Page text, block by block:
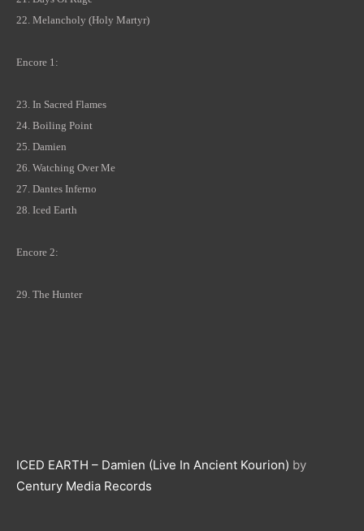
22. Melancholy (Holy Martyr)
Encore 1:
23. In Sacred Flames
24. Boiling Point
25. Damien
26. Watching Over Me
27. Dantes Inferno
28. Iced Earth
Encore 2:
29. The Hunter
ICED EARTH – Damien (Live In Ancient Kourion) by
Century Media Records